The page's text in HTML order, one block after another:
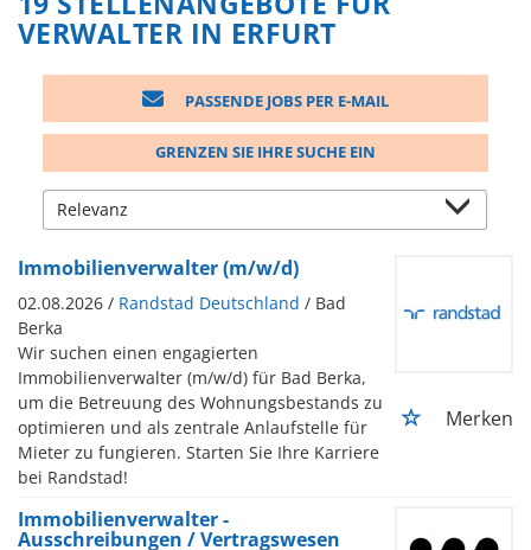
VERWALTER IN ERFURT
PASSENDE JOBS PER E-MAIL
GRENZEN SIE IHRE SUCHE EIN
Immobilienverwalter (m/w/d)
02.08.2026 / Randstad Deutschland / Bad
Berka
Wir suchen einen engagierten
Immobilienverwalter (m/w/d) für Bad Berka,
um die Betreuung des Wohnungsbestands zu
optimieren und als zentrale Anlaufstelle für
Mieter zu fungieren. Starten Sie Ihre Karriere
bei Randstad!
Merken
Immobilienverwalter -
Ausschreibungen / Vertragswesen